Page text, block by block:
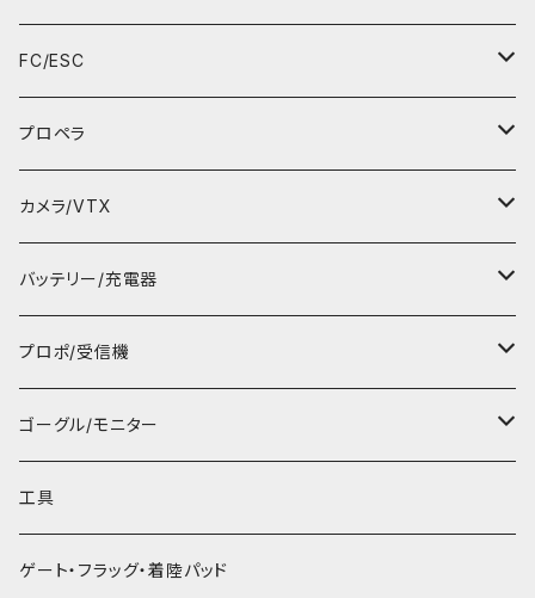
マイクロドローンU99
空撮ドローン
FPVドローン
講習ドローン
飛行機
ヘリ
フレーム
F450パーツ
Tinyキャノピー
ビス/ナット
モーター
BECユニット
LED/ブザー
リモートID
アクセサリー
FC/ESC
Tiny FC
2～４インチ用FC
５インチ～FC/ESC
ブザー、センサー・アクセサリー
飛行機/ヘリ用
ブラジモーターESC
プロペラ
31mm 1.0mmシャフト用
31mm 1.5mmシャフト用
35mm 1.0mmシャフト用
40mm 1.0mmシャフト用
40mm 1.5mmシャフト用
45mm 1.5mmシャフト用
カメラ/VTX
FPVカメラ
録画カメラ
アンテナ
VTX
カメラアクセサリー
バッテリー/充電器
動力用バッテリー
1Sバッテリー
２Sバッテリー
ゴーグル、プロポ、受信機用バッテリー
充電器/バッテリーチェッカー
コネクター ケーブル
プロポ/受信機
プロポ本体
受信機
ELRS TXモジュール
ゴーグル/モニター
ゴーグル本体
モニター本体
工具
ゲート・フラッグ・着陸パッド